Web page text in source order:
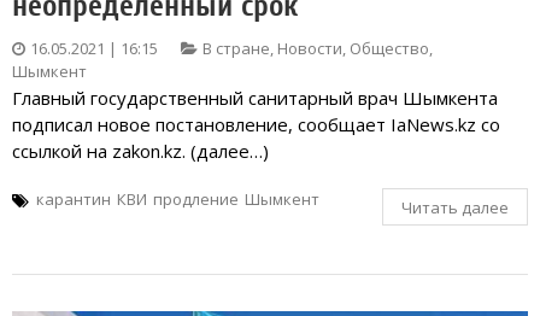
16.05.2021 | 16:15 В стране, Новости, Общество,
Шымкент
Главный государственный санитарный врач Шымкента
подписал новое постановление, сообщает IaNews.kz со
ссылкой на zakon.kz. (далее…)
карантин КВИ продление Шымкент Читать далее